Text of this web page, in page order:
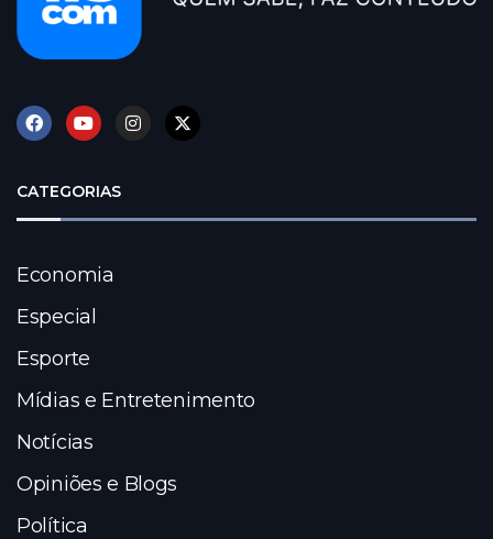
CATEGORIAS
Economia
Especial
Esporte
Mídias e Entretenimento
Notícias
Opiniões e Blogs
Política